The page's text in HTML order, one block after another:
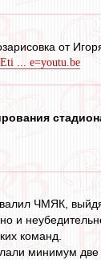
от
... e=youtu.be
ЧМЯК,
и
команд.
минимум